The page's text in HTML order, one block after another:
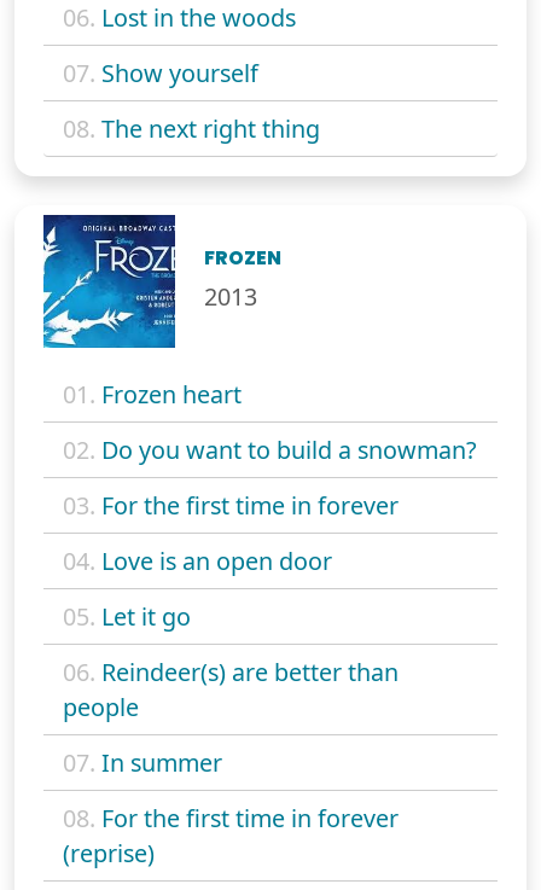
06. Lost in the woods
07. Show yourself
08. The next right thing
FROZEN
2013
01. Frozen heart
02. Do you want to build a snowman?
03. For the first time in forever
04. Love is an open door
05. Let it go
06. Reindeer(s) are better than
people
07. In summer
08. For the first time in forever
(reprise)